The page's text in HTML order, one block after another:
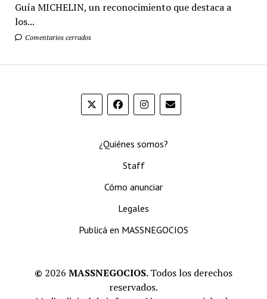
Guía MICHELIN, un reconocimiento que destaca a
los...
Comentarios cerrados
¿Quiénes somos?
Staff
Cómo anunciar
Legales
Publicá en MASSNEGOCIOS
© 2026 MASSNEGOCIOS.Todos los derechos
reservados.